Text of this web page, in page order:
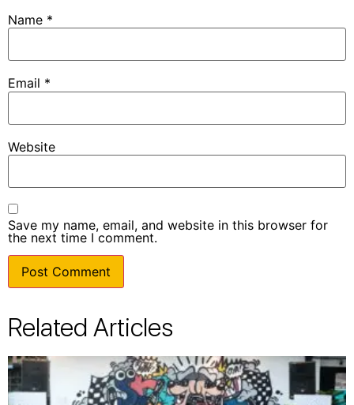
Name *
Email *
Website
Save my name, email, and website in this browser for
the next time I comment.
Related Articles